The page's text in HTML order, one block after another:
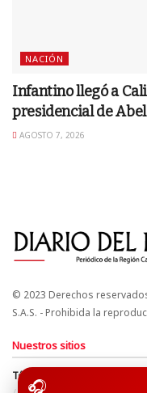
🎧
NACIÓN
Infantino llegó a
presidencial de
AGOSTO 7, 2026
© 2023 Derechos
S.A.S. - Prohibida la
Nuestros sitios
Términos y Condiciones